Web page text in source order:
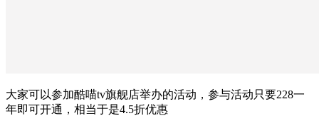
大家可以参加酷喵tv旗舰店举办的活动，参与活动只要228一
年即可开通，相当于是4.5折优惠